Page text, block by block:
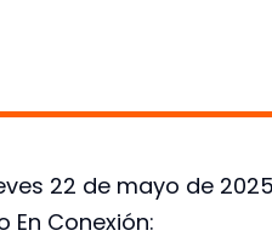
22 de mayo de
En Conexión: